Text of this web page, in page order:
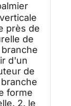
près de
de
d'un
de
forme
2. le